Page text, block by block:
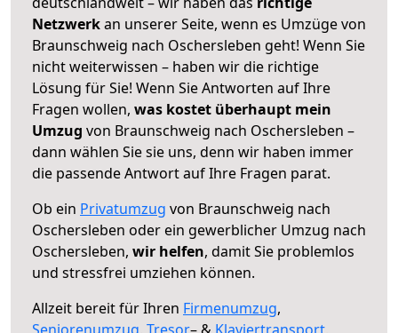
Netzwerkan unserer Seite, wenn es Umzüge von
Braunschweig nach Oschersleben geht! Wenn Sie
nicht weiterwissen – haben wir die richtige
Lösung für Sie! Wenn Sie Antworten auf Ihre
Fragen wollen, was kostet überhaupt mein
Umzug von Braunschweig nach Oschersleben –
dann wählen Sie sie uns, denn wir haben immer
die passende Antwort auf Ihre Fragen parat.
Ob ein Privatumzug von Braunschweig nach
Oschersleben oder ein gewerblicher Umzug nach
Oschersleben, wir helfen, damit Sie problemlos
und stressfrei umziehen können.
Allzeit bereit für Ihren Firmenumzug,